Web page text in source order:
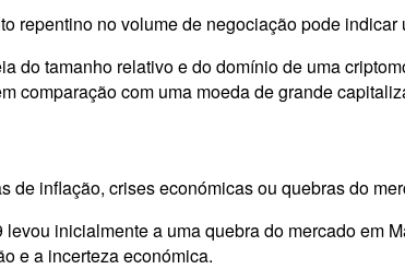
repentino no volume de negociação pode
do tamanho relativo e do domínio de uma
comparação com uma moeda de grande
de inflação, crises económicas ou quebras do
inicialmente a uma quebra do mercado em
e a incerteza económica.